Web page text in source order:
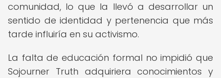
comunidad, lo que la llevó a desarrollar un
sentido de identidad y pertenencia que más
tarde influiría en su activismo.
La falta de educación formal no impidió que
Sojourner Truth adquiriera conocimientos y